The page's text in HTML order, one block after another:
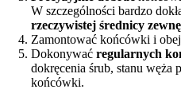
W szczególności bardzo
rzeczywistej średnicy
Zamontować końcówki i
Dokonywaćregularnych
dokręcenia śrub, stanu węża
końcówki.